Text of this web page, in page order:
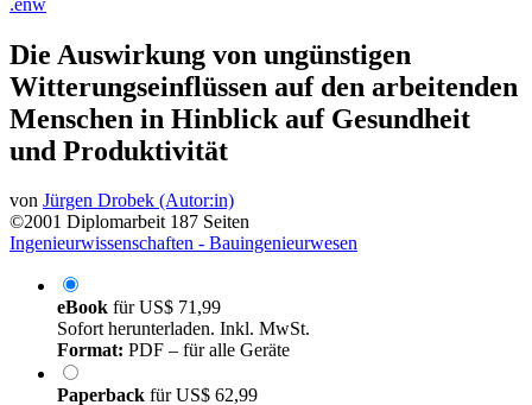
EndNote
.enw
Die Auswirkung von ungünstigen
Witterungseinflüssen auf den arbeitenden
Menschen in Hinblick auf Gesundheit
und Produktivität
vonJürgen Drobek (Autor:in)
Ingenieurwissenschaften - Bauingenieurwesen
eBookfürUS$ 71,99
Sofort herunterladen. Inkl. MwSt.
Format:PDF – für alle Geräte